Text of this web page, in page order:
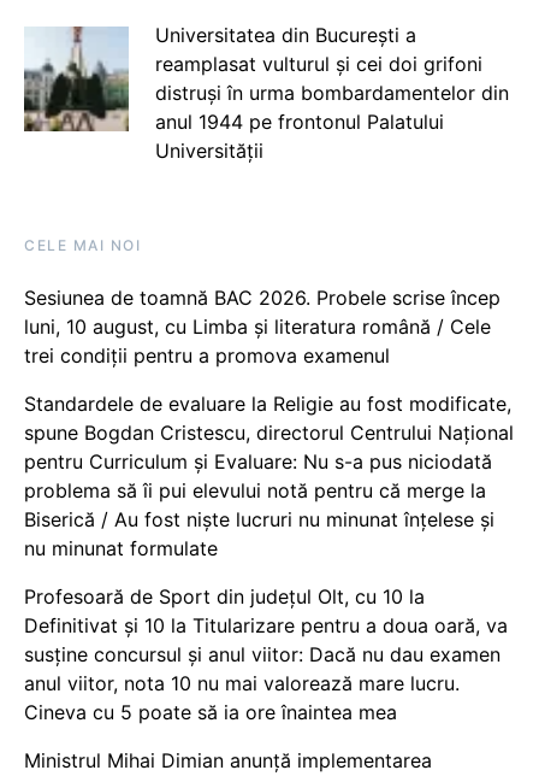
Universitatea din București a
reamplasat vulturul și cei doi grifoni
distruși în urma bombardamentelor din
anul 1944 pe frontonul Palatului
Universității
CELE MAI NOI
Sesiunea de toamnă BAC 2026. Probele scrise încep
luni, 10 august, cu Limba și literatura română / Cele
trei condiții pentru a promova examenul
Standardele de evaluare la Religie au fost modificate,
spune Bogdan Cristescu, directorul Centrului Național
pentru Curriculum și Evaluare: Nu s-a pus niciodată
problema să îi pui elevului notă pentru că merge la
Biserică / Au fost niște lucruri nu minunat înțelese și
nu minunat formulate
Profesoară de Sport din județul Olt, cu 10 la
Definitivat și 10 la Titularizare pentru a doua oară, va
susține concursul și anul viitor: Dacă nu dau examen
anul viitor, nota 10 nu mai valorează mare lucru.
Cineva cu 5 poate să ia ore înaintea mea
Ministrul Mihai Dimian anunță implementarea